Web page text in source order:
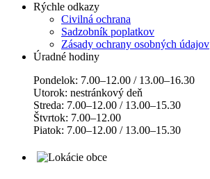
Rýchle odkazy
Civilná ochrana
Sadzobník poplatkov
Zásady ochrany osobných údajov
Úradné hodiny
Pondelok: 7.00–12.00 / 13.00–16.30
Utorok: nestránkový deň
Streda: 7.00–12.00 / 13.00–15.30
Štvrtok: 7.00–12.00
Piatok: 7.00–12.00 / 13.00–15.30